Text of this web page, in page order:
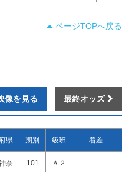
ページTOPへ戻る
像を見る 最終オッズ
府県 期別 級班 着差
奈 101 Ａ２